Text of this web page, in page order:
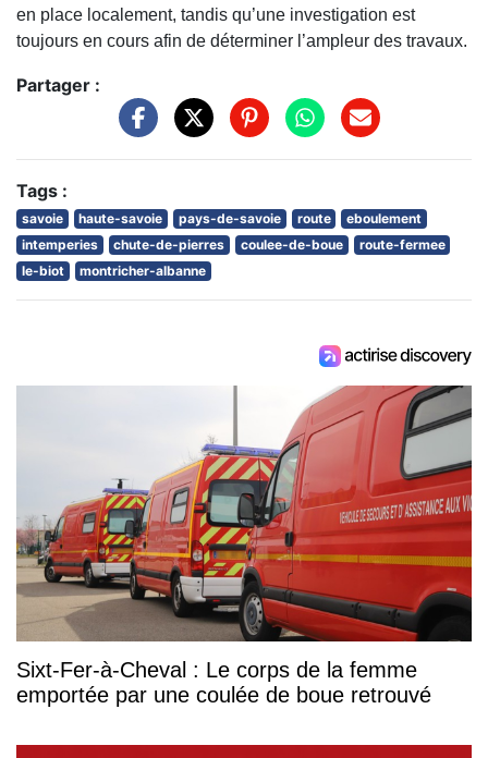
en place localement, tandis qu’une investigation est
toujours en cours afin de déterminer l’ampleur des travaux.
Partager :
Tags :
savoie haute-savoie pays-de-savoie route
eboulement
intemperies
chute-de-pierres coulee-de-boue
route-fermee
le-biot
montricher-albanne
Sixt-Fer-à-Cheval : Le corps de la femme
emportée par une coulée de boue retrouvé